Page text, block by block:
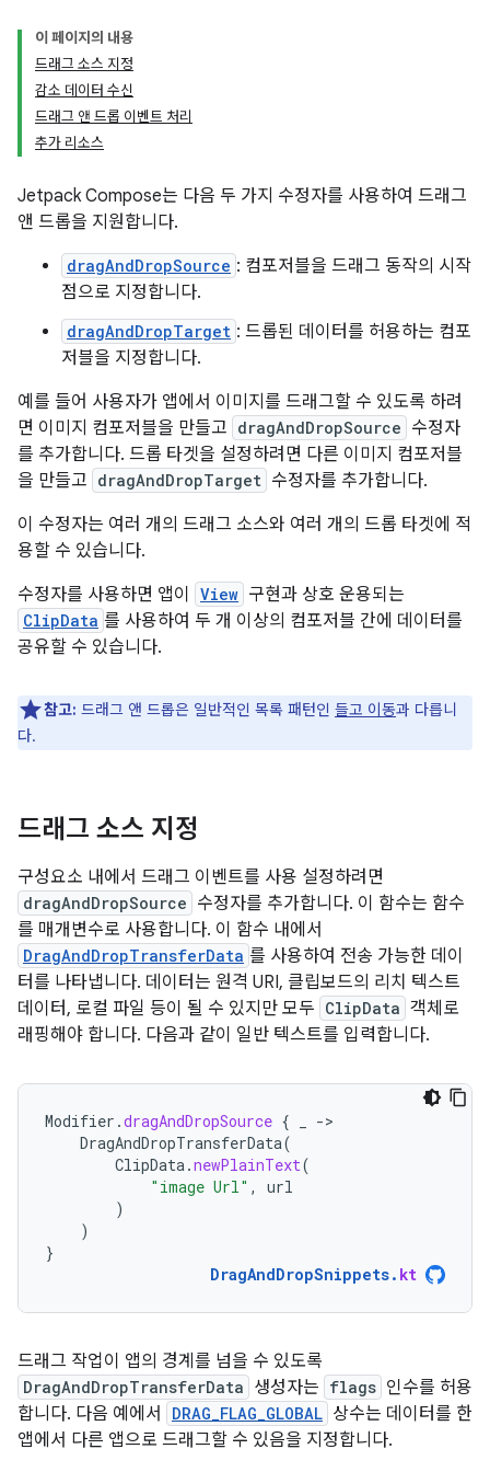
이 페이지의 내용
드래그 소스 지정
감소 데이터 수신
드래그 앤 드롭 이벤트 처리
추가 리소스
Jetpack Compose는 다음 두 가지 수정자를 사용하여 드래그
앤 드롭을 지원합니다.
dragAndDropSource : 컴포저블을 드래그 동작의 시작
점으로 지정합니다.
dragAndDropTarget : 드롭된 데이터를 허용하는 컴포
저블을 지정합니다.
예를 들어 사용자가 앱에서 이미지를 드래그할 수 있도록 하려
면 이미지 컴포저블을 만들고 dragAndDropSource 수정자
를 추가합니다. 드롭 타겟을 설정하려면 다른 이미지 컴포저블
을 만들고 dragAndDropTarget 수정자를 추가합니다.
이 수정자는 여러 개의 드래그 소스와 여러 개의 드롭 타겟에 적
용할 수 있습니다.
수정자를 사용하면 앱이
View 구현과 상호 운용되는
ClipData 를 사용하여 두 개 이상의 컴포저블 간에 데이터를
공유할 수 있습니다.
참고: 드래그 앤 드롭은 일반적인 목록 패턴인 들고 이동과 다릅니
다.
드래그 소스 지정
구성요소 내에서 드래그 이벤트를 사용 설정하려면
dragAndDropSource 수정자를 추가합니다. 이 함수는 함수
를 매개변수로 사용합니다. 이 함수 내에서
DragAndDropTransferData 를 사용하여 전송 가능한 데이
터를 나타냅니다. 데이터는 원격 URI, 클립보드의 리치 텍스트
데이터, 로컬 파일 등이 될 수 있지만 모두 ClipData 객체로
래핑해야 합니다. 다음과 같이 일반 텍스트를 입력합니다.
Modifier .dragAndDropSource { -
DragAndDropTransferData(
ClipData.newPlainText(
"image Url" ,
url
)
)
}
DragAndDropSnippets. kt
드래그 작업이 앱의 경계를 넘을 수 있도록
DragAndDropTransferData 생성자는 flags 인수를 허용
합니다. 다음 예에서
DRAG_FLAG_GLOBAL 상수는 데이터를 한
앱에서 다른 앱으로 드래그할 수 있음을 지정합니다.